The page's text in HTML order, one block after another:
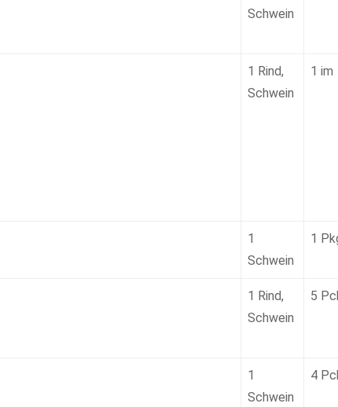
Schwein
1 Rind,
Schwein
1 im
1
Schwein
1
1 Rind,
Schwein
5
1
Schwein
4